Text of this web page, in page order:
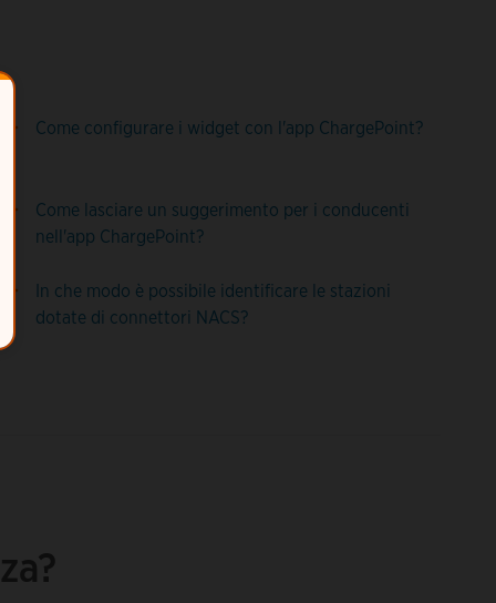
Come configurare i widget con l'app ChargePoint?
Come lasciare un suggerimento per i conducenti
nell'app ChargePoint?
In che modo è possibile identificare le stazioni
dotate di connettori NACS?